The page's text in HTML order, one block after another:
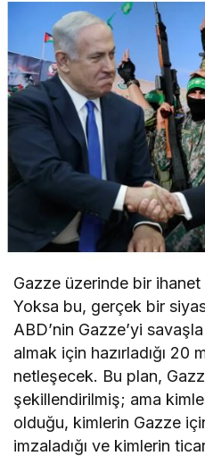
Gazze üzerinde bir ihanet
Yoksa bu, gerçek bir
ABD’nin Gazze’yi
almak için hazırladığı 20
netleşecek. Bu plan,
şekillendirilmiş; ama
olduğu, kimlerin Gazze
imzaladığı ve kimlerin